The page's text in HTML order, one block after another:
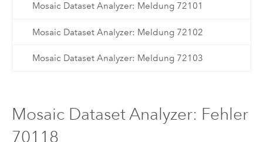
Mosaic Dataset Analyzer: Meldung 72101
Mosaic Dataset Analyzer: Meldung 72102
Mosaic Dataset Analyzer: Meldung 72103
Mosaic Dataset Analyzer: Fehler
70118